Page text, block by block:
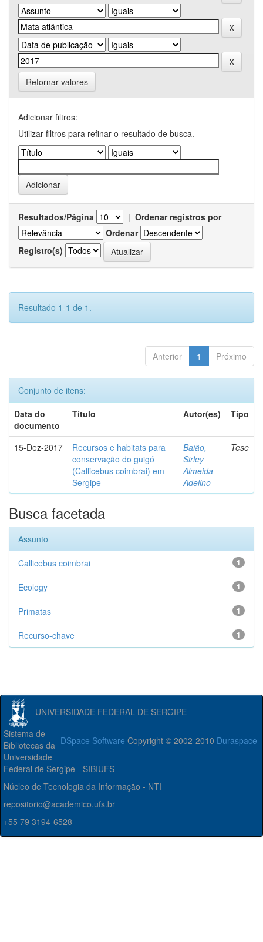
Retornar valores
Adicionar filtros:
Utilizar filtros para refinar o resultado de busca.
Resultados/Página | Ordenar registros por
Ordenar
Registro(s)
Resultado 1-1 de 1.
Anterior 1 Próximo
Conjunto de itens:
Data do
documento
Título Autor(es) Tipo
15-Dez-2017
Recursos e habitats para
conservação do guigó
(Callicebus coimbrai) em
Sergipe
Baião,
Sirley
Almeida
Adelino
Tese
Busca facetada
Assunto
1
Callicebus coimbrai
1
Ecology
1
Primatas
1
Recurso-chave
UNIVERSIDADE FEDERAL DE SERGIPE
DSpace Software Copyright © 2002-2010 Duraspace
Sistema de
Bibliotecas da
Universidade
Federal de Sergipe - SIBIUFS
Núcleo de Tecnologia da Informação - NTI
repositorio@academico.ufs.br
+55 79 3194-6528